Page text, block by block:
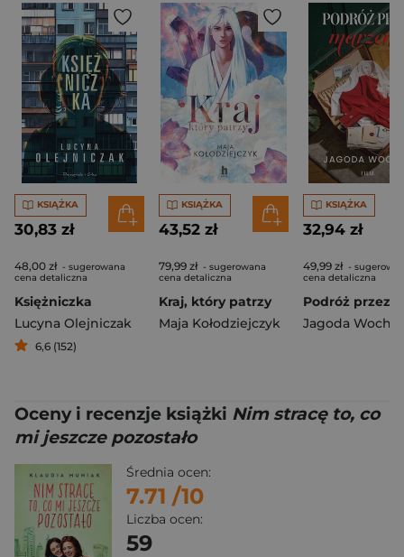
KSIĄŻKA
30,83 zł
48,00 zł - sugerowana
cena detaliczna
Księżniczka
Lucyna Olejniczak
6,6 (152)
KSIĄŻKA
43,52 zł
79,99 zł - sugerowana
cena detaliczna
Kraj, który patrzy
Maja Kołodziejczyk
KSIĄŻKA
32,94 zł
49,99 zł -
cena detaliczna
Jagoda
Oceny i recenzje książki Nim stracę to, co
mi jeszcze pozostało
Średnia ocen:
7.71 /10
Liczba ocen:
59